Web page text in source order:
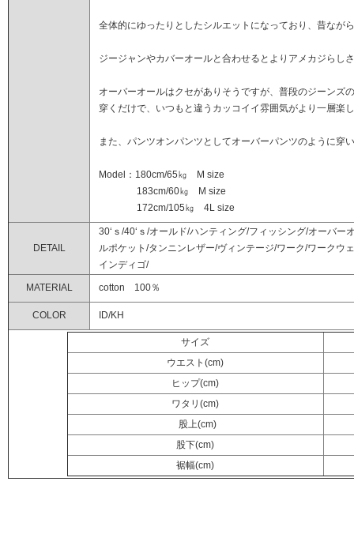
全体的にゆったりとしたシルエットになっており、昔なが
ジージャンやカバーオールと合わせるとよりアメカジらし
オーバーオールはクセがありそうですが、普段のジーンズ
穿くだけで、いつもと違うカッコイイ雰囲気がより一層楽
また、パンツオンパンツとしてオーバーパンツのように穿
Model：180cm/65㎏ M size
183cm/60㎏ M size
172cm/105㎏ 4L size
DETAIL
30‘ｓ/40‘ｓ/オールド/ハンティング/フィッシング/オーバ
ルポケット/タンニンレザー/ヴィンテージ/ワーク/ワークウ
インディゴ/
MATERIAL cotton 100％
COLOR ID/KH
サイズ
ウエスト(cm)
ヒップ(cm)
ワタリ(cm)
股上(cm)
股下(cm)
裾幅(cm)